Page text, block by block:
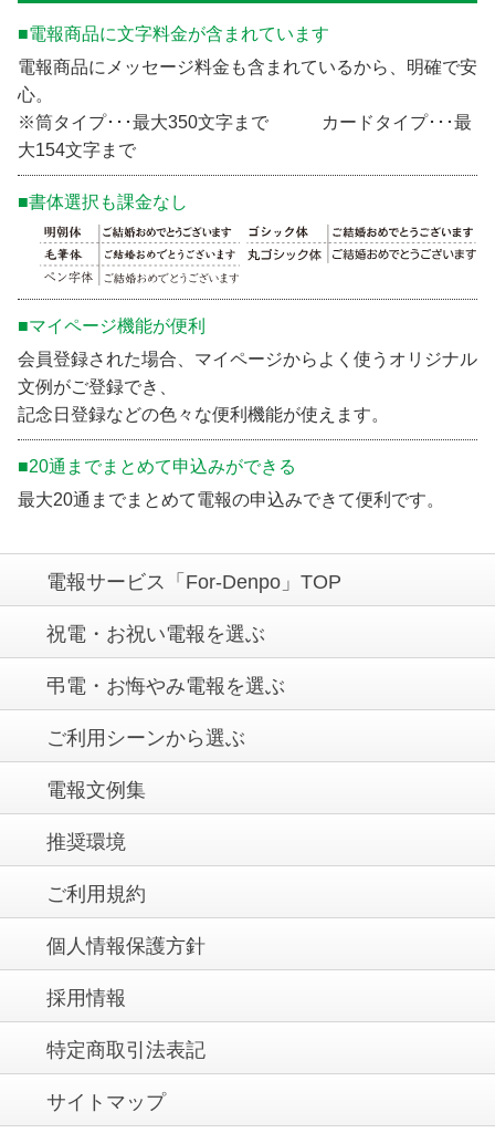
■電報商品に文字料金が含まれています
電報商品にメッセージ料金も含まれているから、明確で安
心。
※筒タイプ･･･最大350文字まで カードタイプ･･･最
大154文字まで
■書体選択も課金なし
■マイページ機能が便利
会員登録された場合、マイページからよく使うオリジナル
文例がご登録でき、
記念日登録などの色々な便利機能が使えます。
■20通までまとめて申込みができる
最大20通までまとめて電報の申込みできて便利です。
電報サービス「For-Denpo」TOP
祝電・お祝い電報を選ぶ
弔電・お悔やみ電報を選ぶ
ご利用シーンから選ぶ
電報文例集
推奨環境
ご利用規約
個人情報保護方針
採用情報
特定商取引法表記
サイトマップ